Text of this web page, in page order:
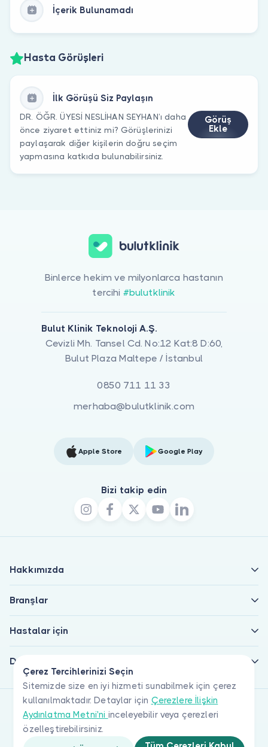
İçerik Bulunamadı
Hasta Görüşleri
İlk Görüşü Siz Paylaşın
DR. ÖĞR. ÜYESİ NESLİHAN SEYHAN’ı daha
önce ziyaret ettiniz mi? Görüşlerinizi
paylaşarak diğer kişilerin doğru seçim
yapmasına katkıda bulunabilirsiniz.
Görüş
Ekle
Çerez Tercihlerinizi Seçin
Sitemizde size en iyi hizmeti sunabilmek için çerez
kullanılmaktadır. Detaylar için Çerezlere İlişkin
Aydınlatma Metni'ni inceleyebilir veya çerezleri
özelleştirebilirsiniz.
Binlerce hekim ve milyonlarca hastanın
tercihi #bulutklinik
Bulut Klinik Teknoloji A.Ş.
Cevizli Mh. Tansel Cd. No:12 Kat:8 D:60,
Bulut Plaza Maltepe / İstanbul
0850 711 11 33
merhaba@bulutklinik.com
Apple Store Google Play
Bizi takip edin
Hakkımızda
Branşlar
Hastalar için
Doktorlar için